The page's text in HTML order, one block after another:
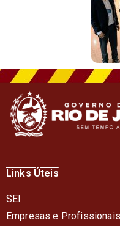
Links Úteis
SEI
Empresas e